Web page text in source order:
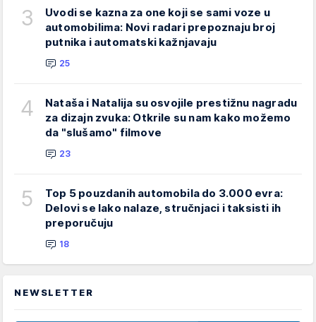
3
Uvodi se kazna za one koji se sami voze u
automobilima: Novi radari prepoznaju broj
putnika i automatski kažnjavaju
25
4
Nataša i Natalija su osvojile prestižnu nagradu
za dizajn zvuka: Otkrile su nam kako možemo
da "slušamo" filmove
23
5
Top 5 pouzdanih automobila do 3.000 evra:
Delovi se lako nalaze, stručnjaci i taksisti ih
preporučuju
18
NEWSLETTER